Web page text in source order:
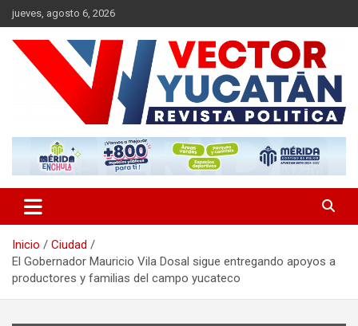
Saltar
al
contenido
jueves, agosto 6, 2026
Vector Yucatán
Inicio
Ciudad
El Gobernador Mauricio Vila Dosal sigue entregando apoyos a
productores y familias del campo yucateco